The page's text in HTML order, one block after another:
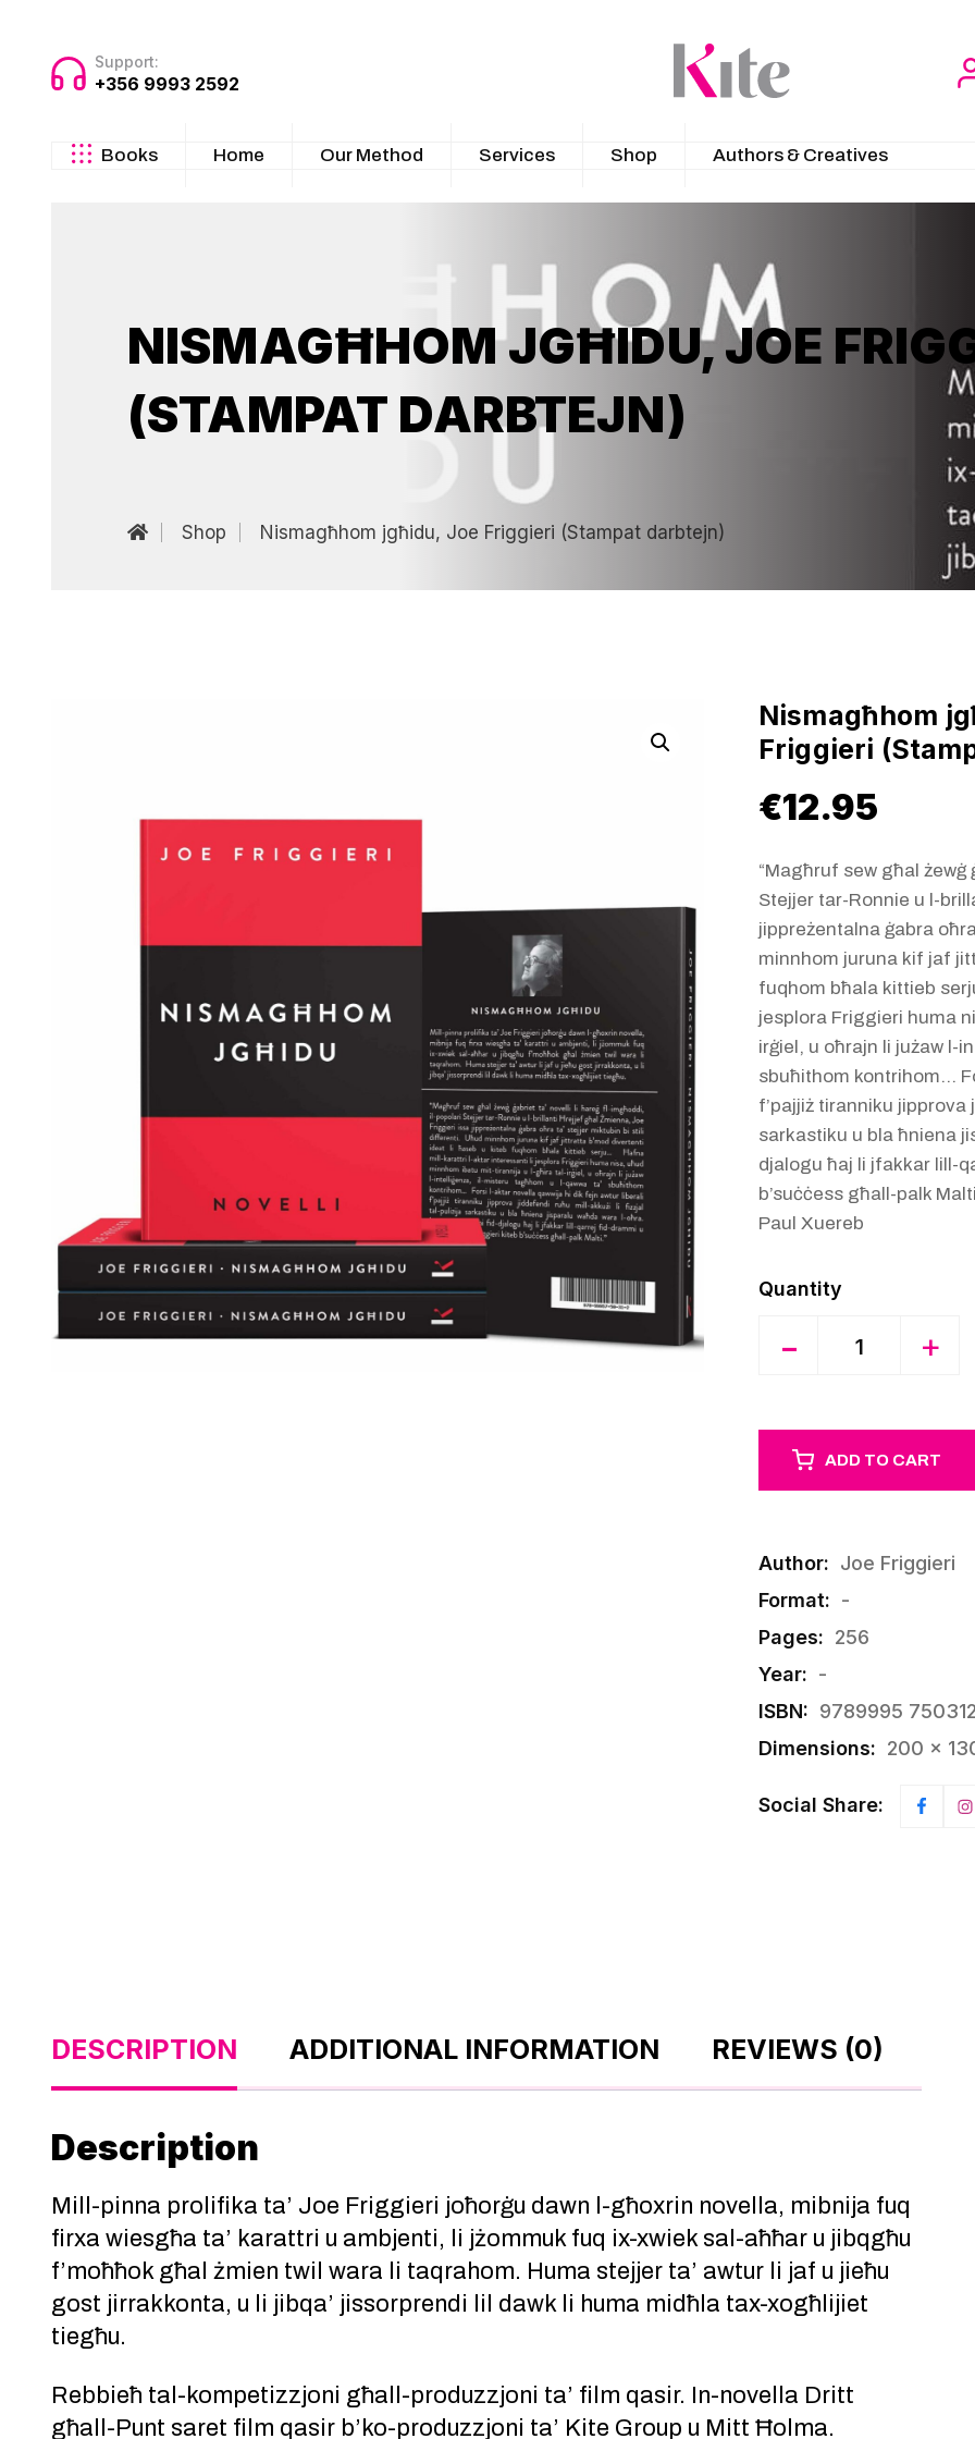
Support:
+356 9993 2592
Books Home Our Method Services Shop Authors & Creatives
NISMAGĦHOM JGĦIDU, JOE
(STAMPAT DARBTEJN)
Shop Nismagħhom jgħidu, Joe Friggieri (Stampat darbtejn)
Nismagħhom
Friggieri
€12.95
“Magħruf sew għal
Stejjer tar-Ronnie u l-
jippreżentalna ġabra
minnhom juruna kif jaf
fuqhom bħala kittieb
jesplora Friggieri huma
irġiel, u oħrajn li jużaw l-
sbuħithom kontrihom…
f’pajjiż tiranniku
sarkastiku u bla ħniena
djalogu ħaj li jfakkar lill-
b’suċċess għall-palk
Paul Xuereb
- +
ADD TO CART
Author: Joe Friggieri
Format: -
Pages: 256
Year: -
ISBN: 9789995
Dimensions: 200 ×
Social Share:
DESCRIPTION ADDITIONAL INFORMATION REVIEWS (0)
Description
Mill-pinna prolifika ta’ Joe Friggieri joħorġu dawn l-għoxrin novella, mibnija fuq
firxa wiesgħa ta’ karattri u ambjenti, li jżommuk fuq ix-xwiek sal-aħħar u jibqgħu
f’moħħok għal żmien twil wara li taqrahom. Huma stejjer ta’ awtur li jaf u jieħu
gost jirrakkonta, u li jibqa’ jissorprendi lil dawk li huma midħla tax-xogħlijiet
tiegħu.
Rebbieħ tal-kompetizzjoni għall-produzzjoni ta’ film qasir. In-novella Dritt
għall-Punt saret film qasir b’ko-produzzjoni ta’ Kite Group u Mitt Ħolma.